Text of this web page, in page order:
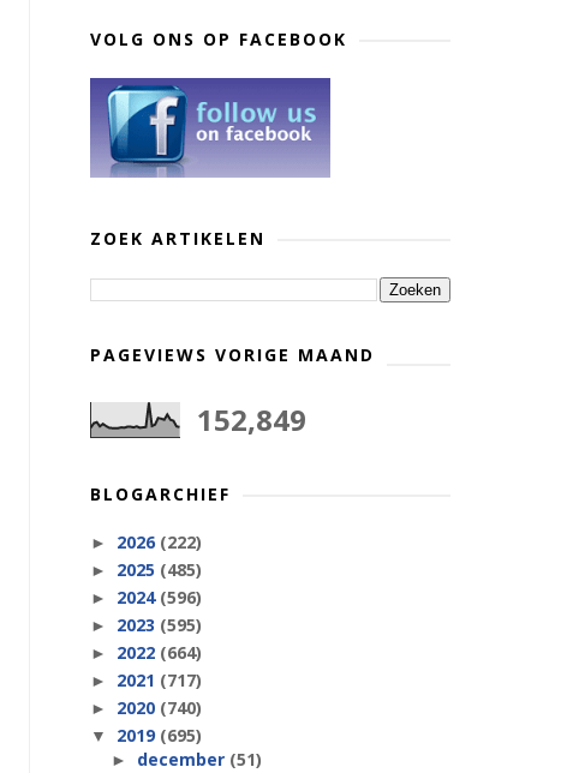
VOLG ONS OP FACEBOOK
ZOEK ARTIKELEN
PAGEVIEWS VORIGE MAAND
152,849
BLOGARCHIEF
► 2026 (222)
► 2025 (485)
► 2024 (596)
► 2023 (595)
► 2022 (664)
► 2021 (717)
► 2020 (740)
▼ 2019 (695)
► december (51)